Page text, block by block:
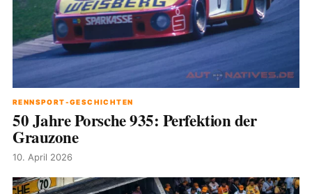
RENNSPORT-GESCHICHTEN
50 Jahre Porsche 935: Perfektion der
Grauzone
10. April 2026